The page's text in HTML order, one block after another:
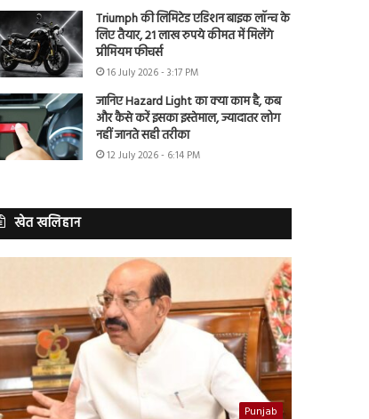
Triumph की लिमिटेड एडिशन बाइक लॉन्च के
लिए तैयार, 21 लाख रुपये कीमत में मिलेंगे
प्रीमियम फीचर्स
16 July 2026 - 3:17 PM
जानिए Hazard Light का क्या काम है, कब
और कैसे करें इसका इस्तेमाल, ज्यादातर लोग
नहीं जानते सही तरीका
12 July 2026 - 6:14 PM
खेत खलिहान
Punjab